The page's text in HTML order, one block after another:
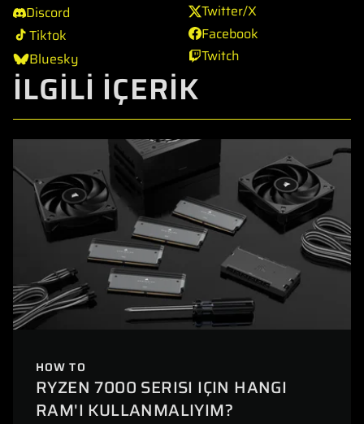
Discord
Tiktok
Bluesky
Twitter/X
Facebook
Twitch
İLGİLİ İÇERİK
HOW TO
RYZEN 7000 SERISI IÇIN HANGI
RAM'I KULLANMALIYIM?